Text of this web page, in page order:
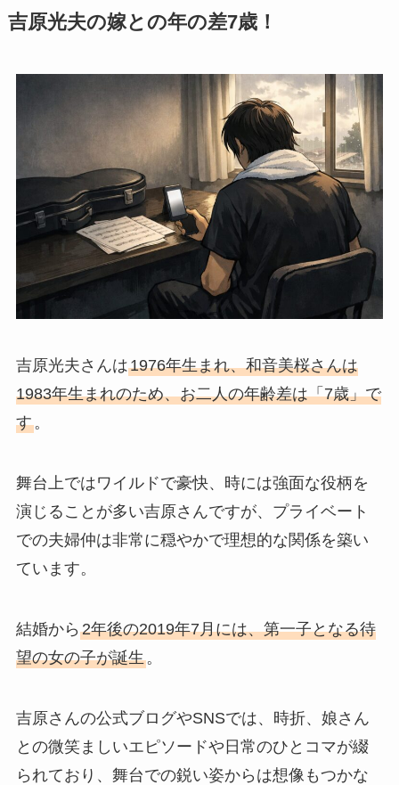
吉原光夫の嫁との年の差7歳！
吉原光夫さんは1976年生まれ、和音美桜さんは
1983年生まれのため、お二人の年齢差は「7歳」で
す。
舞台上ではワイルドで豪快、時には強面な役柄を
演じることが多い吉原さんですが、プライベート
での夫婦仲は非常に穏やかで理想的な関係を築い
ています。
結婚から 2年後の2019年7月には、第一子となる待
望の女の子が誕生。
吉原さんの公式ブログやSNSでは、時折、娘さん
との微笑ましいエピソードや日常のひとコマが綴
られており、舞台での鋭い姿からは想像もつかな